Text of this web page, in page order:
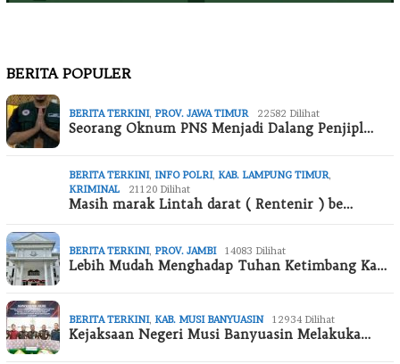
BERITA POPULER
BERITA TERKINI, PROV. JAWA TIMUR 22582 Dilihat
Seorang Oknum PNS Menjadi Dalang Penjipl…
BERITA TERKINI, INFO POLRI, KAB. LAMPUNG TIMUR
KRIMINAL
21120 Dilihat
Masih marak Lintah darat ( Rentenir ) be…
BERITA TERKINI, PROV. JAMBI 14083 Dilihat
Lebih Mudah Menghadap Tuhan Ketimbang Ka…
BERITA TERKINI, KAB. MUSI BANYUASIN 12934 Dilihat
Kejaksaan Negeri Musi Banyuasin Melakuka…